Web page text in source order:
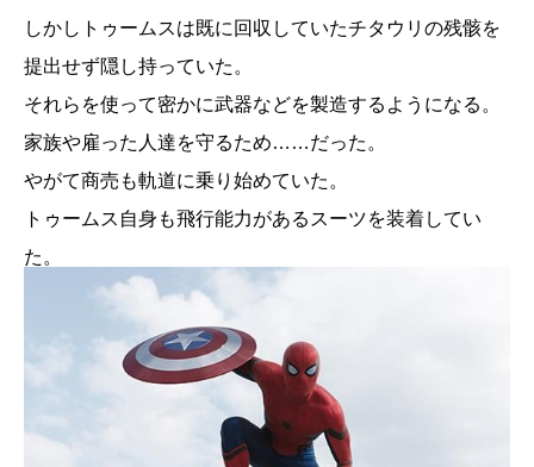
しかしトゥームスは既に回収していたチタウリの残骸を
提出せず隠し持っていた。
それらを使って密かに武器などを製造するようになる。
家族や雇った人達を守るため……だった。
やがて商売も軌道に乗り始めていた。
トゥームス自身も飛行能力があるスーツを装着してい
た。